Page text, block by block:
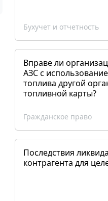
Бухучет и отчетность
Вправе ли
АЗС с
топлива другой
топливной карты?
Гражданское право
Последствия
контрагента для